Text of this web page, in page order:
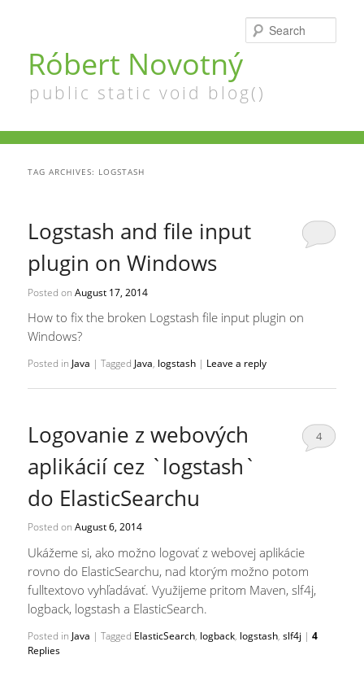
Róbert Novotný
public static void blog()
TAG ARCHIVES: LOGSTASH
Logstash and file input
plugin on Windows
Posted onAugust 17, 2014
How to fix the broken Logstash file input plugin on
Windows?
Posted in Java |Tagged Java, logstash | Leave a reply
Logovanie z webových
aplikácií cez `logstash`
do ElasticSearchu
Posted onAugust 6, 2014
4
Ukážeme si, ako možno logovať z webovej aplikácie
rovno do ElasticSearchu, nad ktorým možno potom
fulltextovo vyhľadávať. Využijeme pritom Maven, slf4j,
logback, logstash a ElasticSearch.
Posted in Java |Tagged ElasticSearch, logback, logstash,slf4j |4
Replies